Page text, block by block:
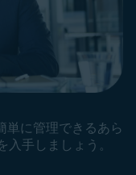
単に管理できるあら
手しましょう。